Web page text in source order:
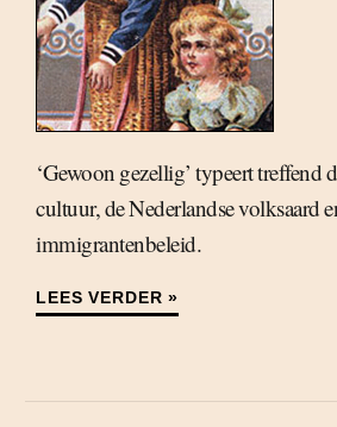
‘Gewoon gezellig’ typeert treffend
cultuur, de Nederlandse volksaard
immigrantenbeleid.
LEES VERDER »